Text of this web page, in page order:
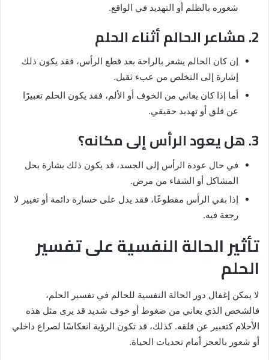
شعوره بالظلم أو التهديد في الواقع.
2. مشاعر الحالم أثناء الحلم
إن كان الحالم يشعر بالراحة بعد قطع الرأس، فقد يكون ذلك
إشارة إلى التخلص من عبء ثقيل.
أما إذا كان يعاني من الخوف أو الألم، فقد يكون الحلم تعبيرًا
عن قلق أو تهديد حقيقي.
3. هل يعود الرأس إلى مكانه؟
في حال عودة الرأس إلى الجسد، قد يكون ذلك بشارة بحل
المشاكل أو الشفاء من مرض.
إذا بقي الرأس مقطوعًا، فقد يدل على خسارة دائمة أو تغيير لا
رجعة فيه.
تأثير الحالة النفسية على تفسير
الحلم
لا يمكن إغفال دور الحالة النفسية للحالم في تفسير الحلم،
فالشخص الذي يعاني من ضغوط أو خوف شديد قد يرى مثل هذه
الأحلام كتعبير عن قلقه. كذلك، قد تكون الرؤية انعكاسًا لصراع داخلي
أو شعور بالعجز أمام تحديات الحياة.